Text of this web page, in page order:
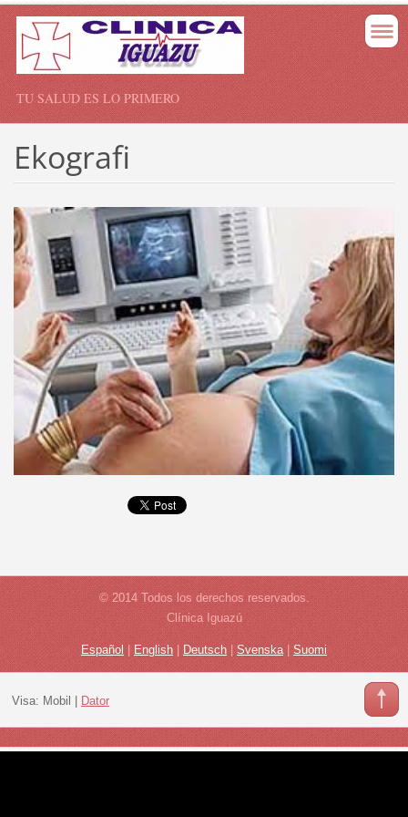
TU SALUD ES LO PRIMERO
Ekografi
© 2014 Todos los derechos reservados.
Clínica Iguazú
Español English |Deutsch Svenska| Suomi
Visa: Mobil Dator